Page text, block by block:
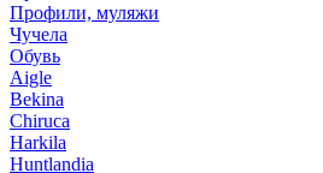
Профили, муляжи
Чучела
Обувь
Aigle
Bekina
Chiruсa
Harkila
Huntlandia